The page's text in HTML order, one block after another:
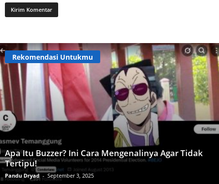
Rekomendasi Untukmu
Apa Itu Buzzer? Ini Cara Mengenalinya Agar Tidak
Tertipu!
Pandu Dryad - September 3, 2025